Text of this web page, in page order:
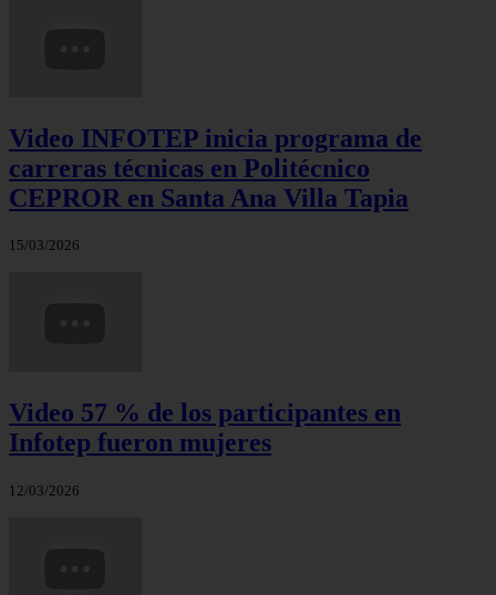
Video INFOTEP inicia programa de
carreras técnicas en Politécnico
CEPROR en Santa Ana Villa Tapia
15/03/2026
Video 57 % de los participantes en
Infotep fueron mujeres
12/03/2026